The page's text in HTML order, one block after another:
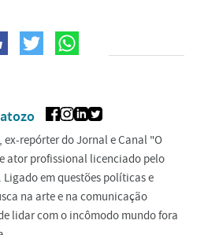
repórter do Jornal e Canal "O
ator profissional licenciado pelo
Ligado em questões políticas e
na arte e na comunicação
lidar com o incômodo mundo fora